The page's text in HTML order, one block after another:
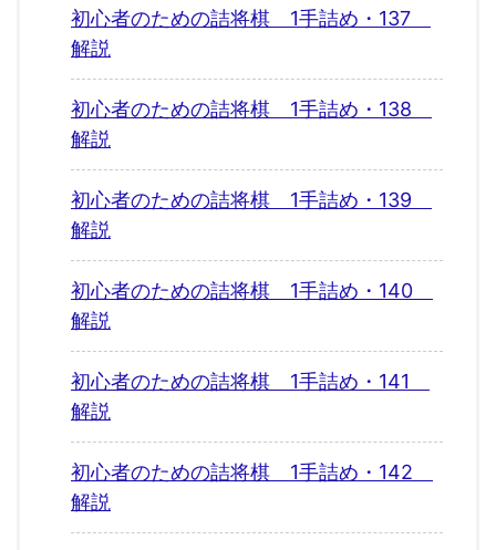
初心者のための詰将棋 1手詰め・137
解説
初心者のための詰将棋 1手詰め・138
解説
初心者のための詰将棋 1手詰め・139
解説
初心者のための詰将棋 1手詰め・140
解説
初心者のための詰将棋 1手詰め・141
解説
初心者のための詰将棋 1手詰め・142
解説